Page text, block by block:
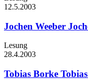
12.5.2003
Jochen Weeber
Lesung
28.4.2003
Tobias Borke